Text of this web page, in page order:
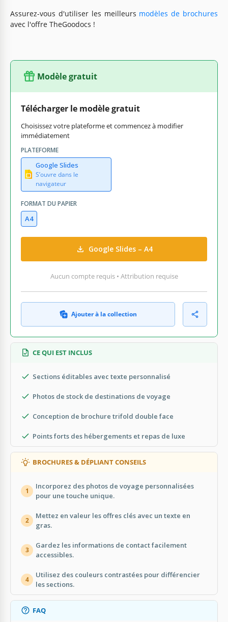
Assurez-vous d'utiliser les meilleurs modèles de brochures
avec l'offre TheGoodocs !
Modèle gratuit
Télécharger le modèle gratuit
Choisissez votre plateforme et commencez à modifier
immédiatement
PLATEFORME
Google Slides
S’ouvre dans le
navigateur
FORMAT DU PAPIER
A4
Google Slides – A4
Aucun compte requis • Attribution requise
Ajouter à la collection
CE QUI EST INCLUS
Sections éditables avec texte personnalisé
Photos de stock de destinations de voyage
Conception de brochure trifold double face
Points forts des hébergements et repas de luxe
BROCHURES & DÉPLIANT CONSEILS
1
Incorporez des photos de voyage personnalisées
pour une touche unique.
2
Mettez en valeur les offres clés avec un texte en
gras.
3
Gardez les informations de contact facilement
accessibles.
4
Utilisez des couleurs contrastées pour différencier
les sections.
FAQ